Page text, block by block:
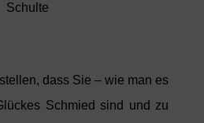
Schulte
dass Sie – wie man es
Schmied sind und zu